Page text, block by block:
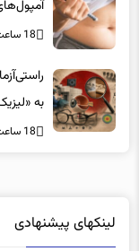
18 ساعت پیش
به
می‌کنند؟
18 ساعت پیش
لینکهای پیشنهادی